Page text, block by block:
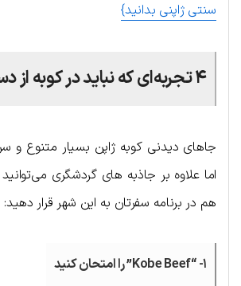
سنتی ژاپنی بدانید}
۴ تجربه‌ای که نباید در کوبه از دست بدهید
جاهای دیدنی کوبه ژاپن بسیار متنوع و
اما علاوه بر جاذبه های گردشگری می‌توانید
هم در برنامه سفرتان به این شهر قرار دهید:
۱- “Kobe Beef” را امتحان کنید